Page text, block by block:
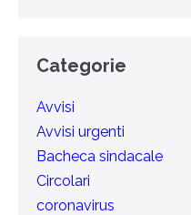
Categorie
Avvisi
Avvisi urgenti
Bacheca sindacale
Circolari
coronavirus